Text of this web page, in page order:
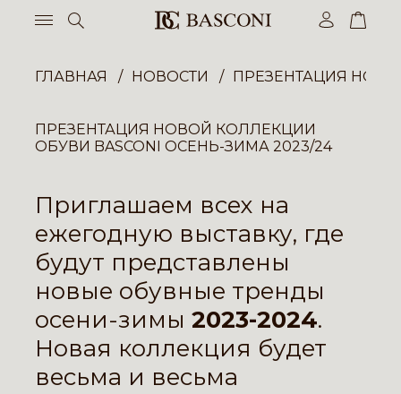
ГЛАВНАЯ НОВОСТИ ПРЕЗЕНТАЦИЯ
ПРЕЗЕНТАЦИЯ НОВОЙ КОЛЛЕКЦИИ
ОБУВИ BASCONI ОСЕНЬ-ЗИМА 2023/24
Приглашаем всех на
ежегодную выставку, где
будут представлены
новые обувные тренды
осени-зимы 2023-2024.
Новая коллекция будет
весьма и весьма